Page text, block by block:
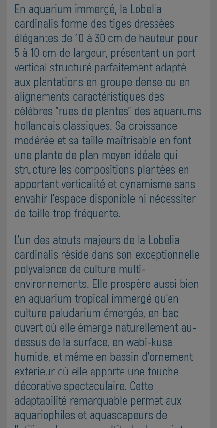
En aquarium immergé, la Lobelia
cardinalis forme des tiges dressées
élégantes de 10 à 30 cm de hauteur pour
5 à 10 cm de largeur, présentant un port
vertical structuré parfaitement adapté
aux plantations en groupe dense ou en
alignements caractéristiques des
célèbres "rues de plantes" des aquariums
hollandais classiques. Sa croissance
modérée et sa taille maîtrisable en font
une plante de plan moyen idéale qui
structure les compositions plantées en
apportant verticalité et dynamisme sans
envahir l'espace disponible ni nécessiter
de taille trop fréquente.
L'un des atouts majeurs de la Lobelia
cardinalis réside dans son exceptionnelle
polyvalence de culture multi-
environnements. Elle prospère aussi bien
en aquarium tropical immergé qu'en
culture paludarium émergée, en bac
ouvert où elle émerge naturellement au-
dessus de la surface, en wabi-kusa
humide, et même en bassin d'ornement
extérieur où elle apporte une touche
décorative spectaculaire. Cette
adaptabilité remarquable permet aux
aquariophiles et aquascapeurs de